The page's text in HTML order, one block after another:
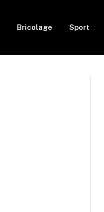
Bricolage Sport